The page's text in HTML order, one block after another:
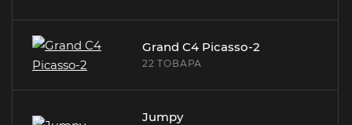
Grand C4 Picasso-2
22 ТОВАРА
Jumpy